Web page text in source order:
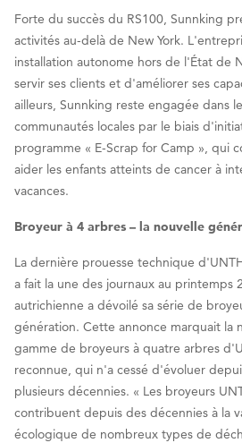
Forte du succès du RS100, Sunnking
activités au-delà de New York.
installation autonome hors de l'État de
servir ses clients et d'améliorer ses
ailleurs, Sunnking reste engagée dans
communautés locales par le biais
programme « E-Scrap for Camp », qui
aider les enfants atteints de cancer à
vacances.
Broyeur à 4 arbres – la nouvelle
La dernière prouesse technique
a fait la une des journaux au printemps
autrichienne a dévoilé sa série de
génération. Cette annonce marquait la
gamme de broyeurs à quatre arbres
reconnue, qui n'a cessé d'évoluer
plusieurs décennies. « Les broyeurs
contribuent depuis des décennies à la
écologique de nombreux types de